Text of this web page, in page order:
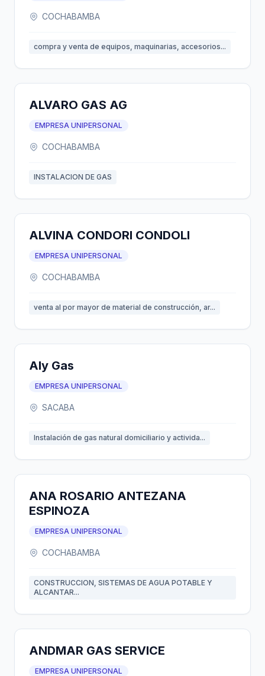
COCHABAMBA
compra y venta de equipos, maquinarias, accesorios...
ALVARO GAS AG
EMPRESA UNIPERSONAL
COCHABAMBA
INSTALACION DE GAS
ALVINA CONDORI CONDOLI
EMPRESA UNIPERSONAL
COCHABAMBA
venta al por mayor de material de construcción, ar...
Aly Gas
EMPRESA UNIPERSONAL
SACABA
Instalación de gas natural domiciliario y activida...
ANA ROSARIO ANTEZANA
ESPINOZA
EMPRESA UNIPERSONAL
COCHABAMBA
CONSTRUCCION, SISTEMAS DE AGUA POTABLE Y
ALCANTAR...
ANDMAR GAS SERVICE
EMPRESA UNIPERSONAL